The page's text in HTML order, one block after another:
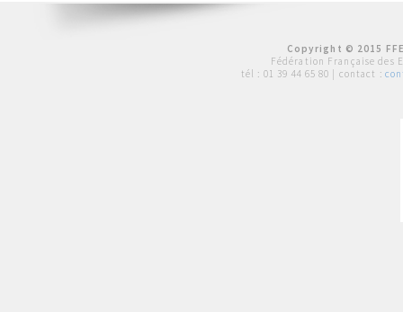
Copyright © 2015
Fédération Française des
tél : 01 39 44 65 80 | contact :